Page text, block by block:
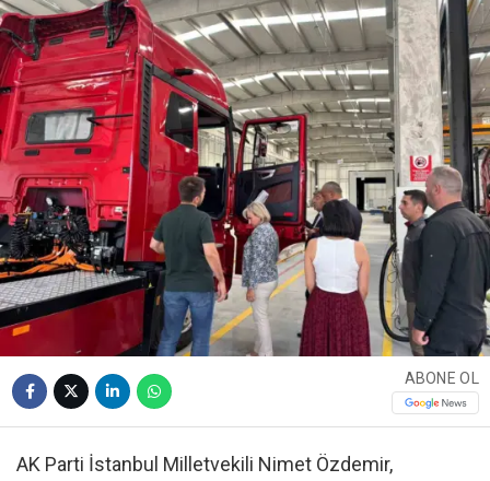
ABONE OL
AK Parti İstanbul Milletvekili Nimet Özdemir,